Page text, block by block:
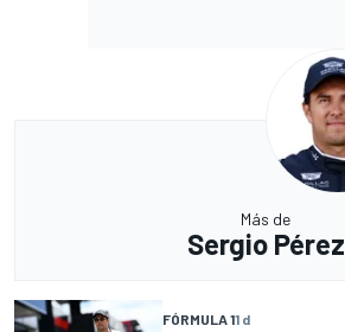
Más de
Sergio Pérez
FÓRMULA 11 d